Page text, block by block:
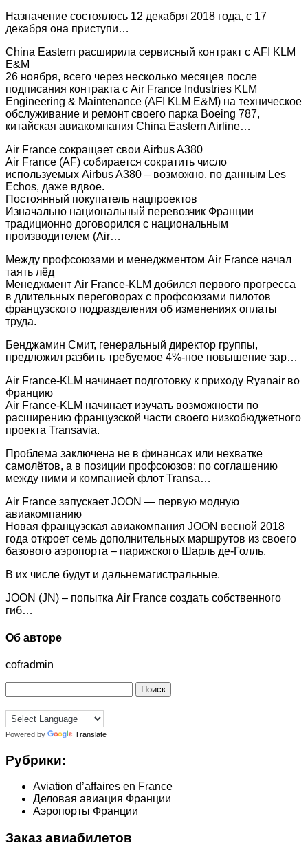
Назначение состоялось 12 декабря 2018 года, с 17
декабря она приступи…
China Eastern расширила сервисный контракт с AFI KLM
E&M
26 ноября, всего через несколько месяцев после
подписания контракта с Air France Industries KLM
Engineering & Maintenance (AFI KLM E&M) на техническое
обслуживание и ремонт своего парка Boeing 787,
китайская авиакомпания China Eastern Airline…
Air France сокращает свои Airbus A380
Air France (AF) собирается сократить число
используемых Airbus A380 – возможно, по данным Les
Echos, даже вдвое.
Постоянный покупатель нацпроектов
Изначально национальный перевозчик Франции
традиционно договорился с национальным
производителем (Air…
Между профсоюзами и менеджментом Air France начал
таять лёд
Менеджмент Air France-KLM добился первого прогресса
в длительных переговорах с профсоюзами пилотов
французского подразделения об изменениях оплаты
труда.
Бенджамин Смит, генеральный директор группы,
предложил разбить требуемое 4%-ное повышение зар…
Air France-KLM начинает подготовку к приходу Ryanair во
Францию
Air France-KLM начинает изучать возможности по
расширению французской части своего низкобюджетного
проекта Transavia.
Проблема заключена не в финансах или нехватке
самолётов, а в позиции профсоюзов: по соглашению
между ними и компанией флот Transa…
Air France запускает JOON — первую модную
авиакомпанию
Новая французская авиакомпания JOON весной 2018
года откроет семь дополнительных маршрутов из своего
базового аэропорта – парижского Шарль де-Голль.
В их числе будут и дальнемагистральные.
JOON (JN) – попытка Air France создать собственного
гиб…
Об авторе
cofradmin
Powered by Translate
Рубрики:
Aviation d’affaires en France
Деловая авиация Франции
Аэропорты Франции
Заказ авиабилетов